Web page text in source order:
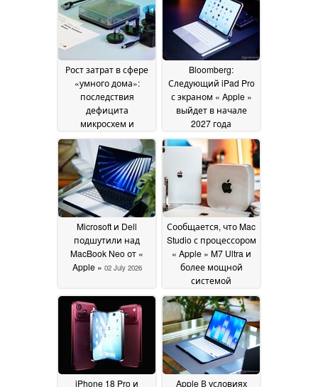
Рост затрат в сфере
«умного дома»:
последствия
дефицита
микросхем и
оперативной
памяти10 July 2026
Bloomberg:
Следующий iPad Pro
с экраном « Apple »
выйдет в начале
2027 года
одновременно с
новыми моделями
iPhone02 July 2026
Microsoft и Dell
подшутили над
MacBook Neo от «
Apple » 02 July 2026
Сообщается, что Mac
Studio с процессором
« Apple » M7 Ultra и
более мощной
системой
охлаждения выйдет
на рынок через два
года после
появления модели с
процессором M5
Ultra29 June 2026
iPhone 18 Pro и
Apple В условиях